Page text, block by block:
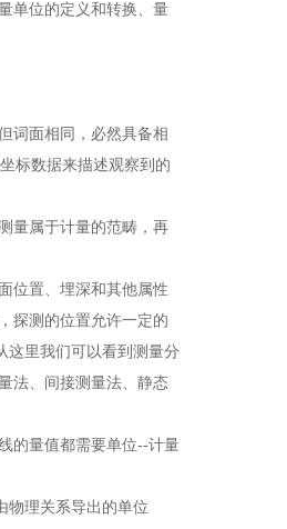
单位的定义和转换、量
词面相同，必然具备相
标数据来描述观察到的
量属于计量的范畴，再
位置、埋深和其他属性
探测的位置允许一定的
这里我们可以看到测量分
法、间接测量法、静态
的量值都需要单位--计量
物理关系导出的单位